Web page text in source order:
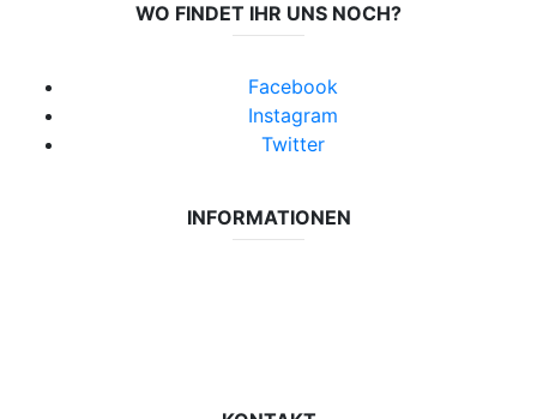
WO FINDET IHR UNS NOCH?
Facebook
Instagram
Twitter
INFORMATIONEN